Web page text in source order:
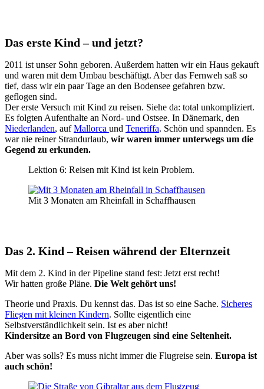
Das erste Kind – und jetzt?
2011 ist unser Sohn geboren. Außerdem hatten wir ein Haus gekauft
und waren mit dem Umbau beschäftigt. Aber das Fernweh saß so
tief, dass wir ein paar Tage an den Bodensee gefahren bzw.
geflogen sind.
Der erste Versuch mit Kind zu reisen. Siehe da: total unkompliziert.
Es folgten Aufenthalte an Nord- und Ostsee. In Dänemark, den
Niederlanden, aufMallorca und Teneriffa. Schön und spannden. Es
war nie reiner Strandurlaub, wir waren immer unterwegs um die
Gegend zu erkunden.
Lektion 6: Reisen mit Kind ist kein Problem.
Mit 3 Monaten am Rheinfall in Schaffhausen
Das 2. Kind – Reisen während der Elternzeit
Mit dem 2. Kind in der Pipeline stand fest: Jetzt erst recht!
Wir hatten große Pläne. Die Welt gehört uns!
Theorie und Praxis. Du kennst das. Das ist so eine Sache. Sicheres
Fliegen mit kleinen Kindern. Sollte eigentlich eine
Selbstverständlichkeit sein. Ist es aber nicht!
Kindersitze an Bord von Flugzeugen sind eine Seltenheit.
Aber was solls? Es muss nicht immer die Flugreise sein. Europa ist
auch schön!